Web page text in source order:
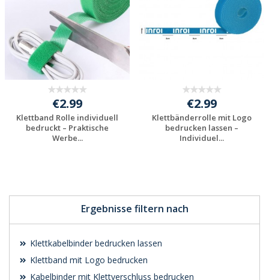
Ergebnisse filtern nach
Klettkabelbinder bedrucken lassen
Klettband mit Logo bedrucken
Kabelbinder mit Klettverschluss bedrucken
€2.99
Klettband Rolle individuell
bedruckt – Praktische
Werbe...
€2.99
Klettbänderrolle mit Logo
bedrucken lassen –
Individuel...